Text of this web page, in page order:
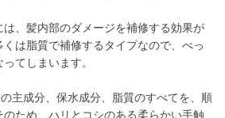
、髪内部のダメージを補修する効果が
は脂質で補修するタイプなので、べっ
てしまいます。
主成分、保水成分、脂質のすべてを、順
ため、ハリとコシのある柔らかい手触